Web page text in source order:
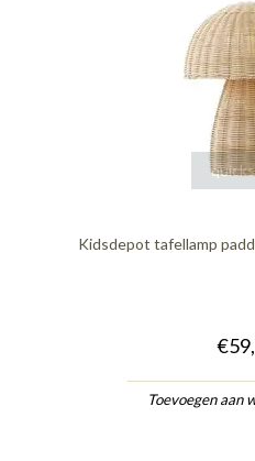
Kidsdepot tafellamp
Toevoegen aan